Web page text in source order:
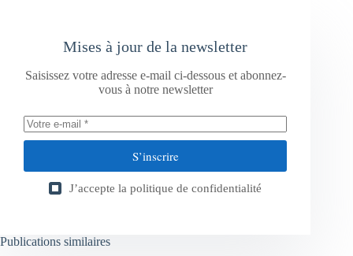
Mises à jour de la newsletter
Saisissez votre adresse e-mail ci-dessous et abonnez-
vous à notre newsletter
S’inscrire
J’accepte la politique de confidentialité
Publications similaires